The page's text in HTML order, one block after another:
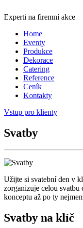
Experti na firemní akce
Home
Eventy
Produkce
Dekorace
Catering
Reference
Ceník
Kontakty
Vstup pro klienty
Svatby
Užijte si svatební den v
zorganizuje celou
konceptu až po ty
Svatby na klíč